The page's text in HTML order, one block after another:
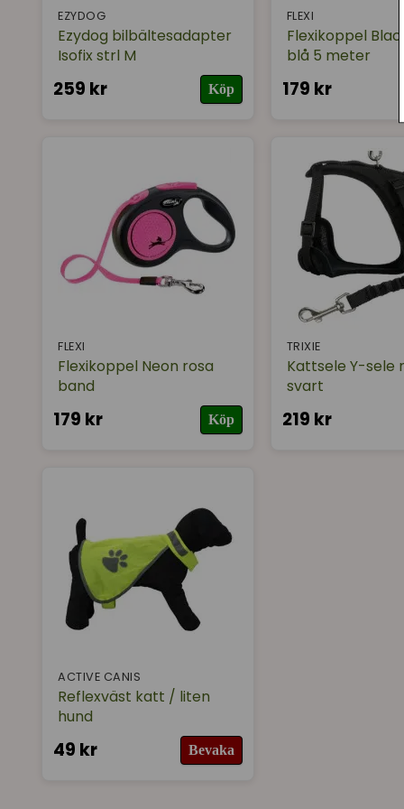
EZYDOG
Ezydog bilbältesadapter
Isofix strl M
259 kr Köp
FLEXI
Flexikoppel
blå 5 meter
179 kr
FLEXI
Flexikoppel Neon rosa
band
179 kr Köp
TRIXIE
Kattsele Y-sele
svart
219 kr
ACTIVE CANIS
Reflexväst katt / liten
hund
49 kr Bevaka